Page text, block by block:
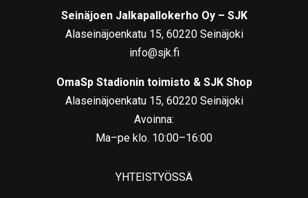
Seinäjoen Jalkapallokerho Oy – SJK
Alaseinäjoenkatu 15, 60220 Seinäjoki
info@sjk.fi
OmaSp Stadionin toimisto & SJK Shop
Alaseinäjoenkatu 15, 60220 Seinäjoki
Avoinna:
Ma–pe klo. 10:00–16:00
YHTEISTYÖSSÄ